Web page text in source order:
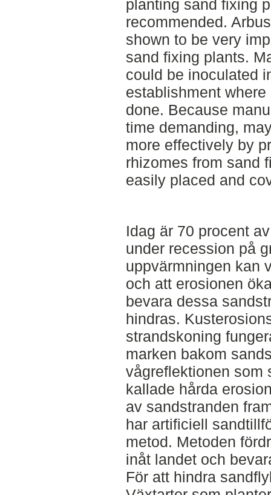
planting sand fixing
recommended.
shown to be very
sand fixing plants.
could be inoculated
establishment
done. Because
time demanding,
more effectively by
rhizomes from sand
easily placed and
Idag är 70 procent
under recession på
uppvärmningen kan
och att erosionen
bevara dessa
hindras.
strandskoning
marken bakom
vågreflektionen som
kallade hårda
av sandstranden
har artificiell
metod. Metoden
inåt landet och
För att hindra